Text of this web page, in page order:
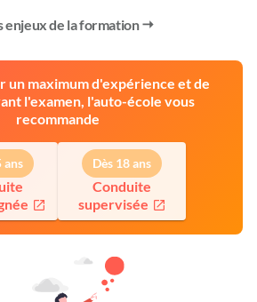
enjeux de la formation
un maximum d'expérience et de
l'examen, l'auto-école vous
recommande
ans Dès 18 ans
Conduite
supervisée